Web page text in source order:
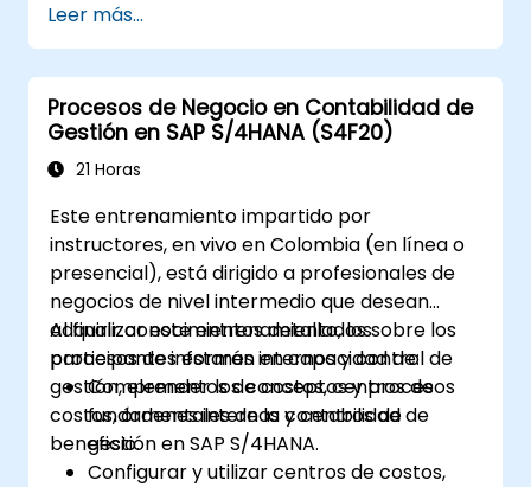
Aprender a crear y gestionar
documentos de venta, como pedidos de
venta, cotizaciones y devoluciones, y
comprender cómo configurar los
distintos tipos de documento y
categorías de artículo.
facturas.
Utilizar las analíticas integradas en SAP
S/4HANA para monitorear y mejorar el
desempeño de ventas, mediante
informes estándar y KPIs.
Leer más...
Procesos de Negocio en Contabilidad de
Gestión en SAP S/4HANA (S4F20)
21 Horas
Este entrenamiento impartido por
instructores, en vivo en Colombia (en línea o
presencial), está dirigido a profesionales de
negocios de nivel intermedio que desean
adquirir conocimientos detallados sobre los
procesos de informes internos y control de
gestión, elementos de costos, centros de
costos, órdenes internas y centros de
beneficio.
Al finalizar este entrenamiento, los
participantes estarán en capacidad de:
Comprender los conceptos y procesos
fundamentales de la contabilidad de
gestión en SAP S/4HANA.
Configurar y utilizar centros de costos,